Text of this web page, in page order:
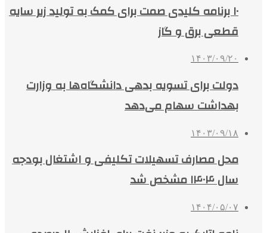
۱۰ برنامه کلیدی صمت برای کمک به تولید زیر سایه
قطعی برق و گاز
۱۴۰۳/۰۹/۲۰
دولت برای تسویه بدهی دانشگاه‌ها به وزارت
بهداشت سهام می‌دهد
۱۴۰۳/۰۹/۱۸
محل مصارف تسهیلات تکلیفی و اشتغال بودجه
سال ۱۴۰۴ مشخص شد
۱۴۰۴/۰۵/۰۷